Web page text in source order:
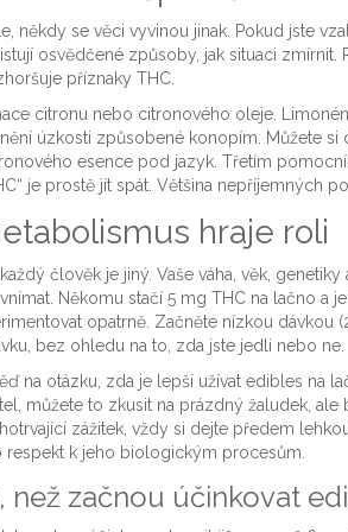
někdy se věci vyvinou jinak. Pokud jste
osvědčené způsoby, jak situaci
příznaky THC.
citronu nebo citronového oleje.
úzkosti způsobené konopím. Můžete
esence pod jazyk. Třetím
je prostě jít spát. Většina nepříjemných
hraje roli
člověk je jiný. Vaše váha, věk,
Někomu stačí 5 mg THC na lačno a
opatrně. Začněte nízkou dávkou
bez ohledu na to, zda jste jedli nebo ne.
na otázku, zda je lepší užívat edibles na
můžete to zkusit na prázdný žaludek,
zážitek, vždy si dejte předem
k jeho biologickým procesům.
začnou účinkovat